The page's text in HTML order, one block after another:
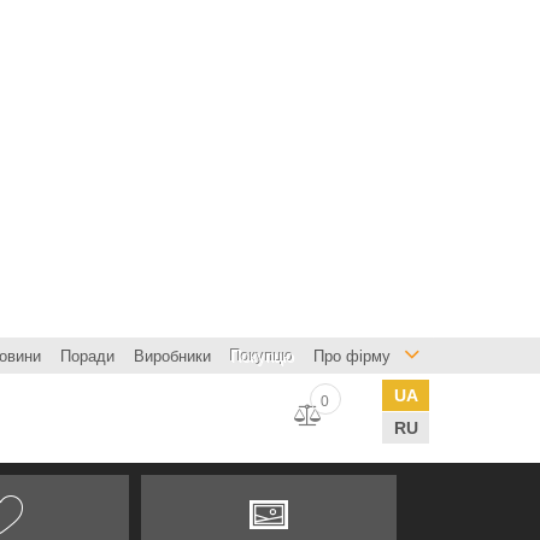
Поради Виробники Покупцю Про фірму
UA
RU
0